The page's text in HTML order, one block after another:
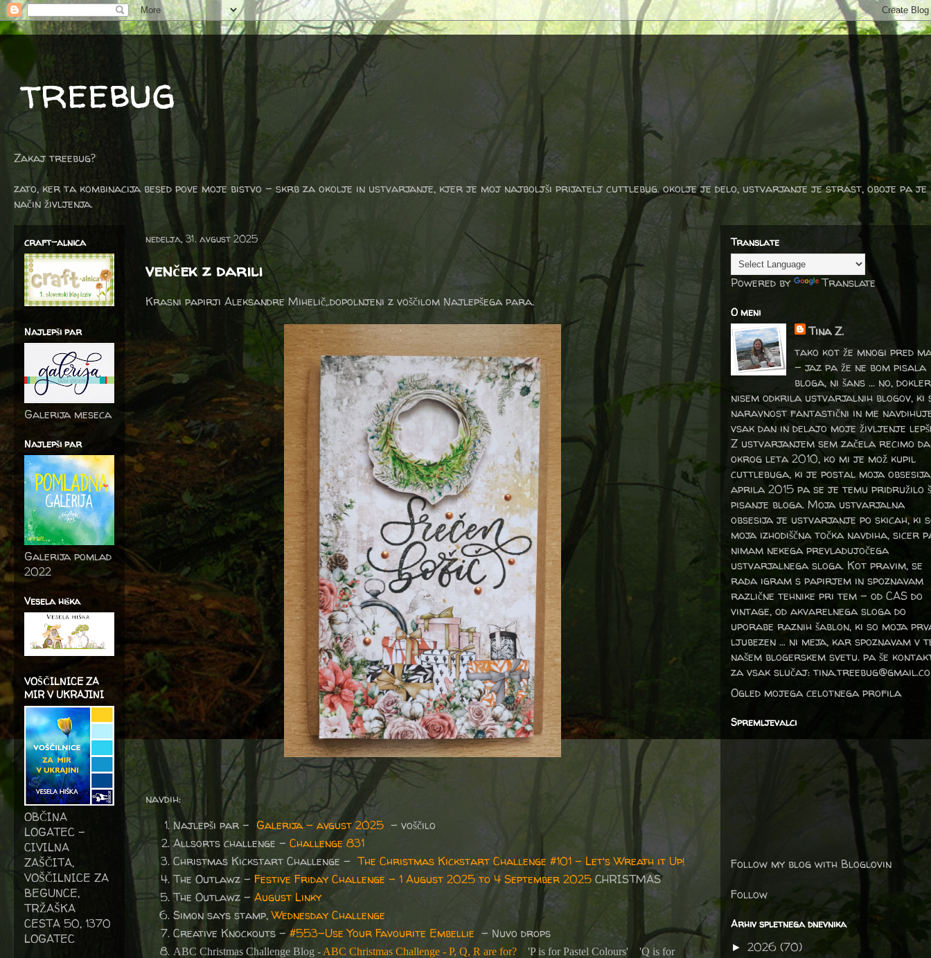
treebug
Zakaj treebug?
zato, ker ta kombinacija besed pove moje bistvo - skrb za okolje in ustvarjanje, kjer je moj najboljši prijatelj cuttlebug. okolje je delo, ustvarjanje je strast, oboje pa je
način življenja.
nedelja, 31. avgust 2025
venček z darili
Krasni papirji Aleksandre Mihelič,.dopolnjeni z voščilom Najlepšega para.
navdih:
Najlepši par - Galerija – avgust 2025 – voščilo
Allsorts challenge – Challenge 831
Christmas Kickstart Challenge -The Christmas Kickstart Challenge #101 - Let's Wreath it Up!
The Outlawz - Festive Friday Challenge - 1 August 2025 to 4 September 2025 CHRISTMAS
The Outlawz - August Linky
Simon says stamp,Wednesday Challenge
Creative Knockouts -#553-Use Your Favourite Embellie - Nuvo drops
ABC Christmas Challenge Blog - ABC Christmas Challenge - P, Q, R are for? 'P is for Pastel Colours' 'Q is for
craft-alnica
Najlepši par
Galerija meseca
Najlepši par
Galerija pomlad
2022
Vesela hiška
VOŠČILNICE ZA
MIR V UKRAJINI
OBČINA
LOGATEC -
CIVILNA
ZAŠČITA,
VOŠČILNICE ZA
BEGUNCE,
TRŽAŠKA
CESTA 50, 1370
LOGATEC
Translate
Powered by Translate
O meni
Tina Z.
tako kot že mnogi pred
- jaz pa že ne bom pisala
bloga, ni šans ... no, dokler
nisem odkrila ustvarjalnih blogov, ki
naravnost fantastični in me
vsak dan in delajo moje življenje
Z ustvarjanjem sem začela recimo da
okrog leta 2010, ko mi je mož kupil
cuttlebuga, ki je postal moja
aprila 2015 pa se je temu pridružilo
pisanje bloga. Moja ustvarjalna
obsesija je ustvarjanje po skicah, ki
moja izhodiščna točka navdiha, sicer
nimam nekega prevladujočega
ustvarjalnega sloga. Kot pravim, se
rada igram s papirjem in spoznavam
različne tehnike pri tem – od CAS do
vintage, od akvarelnega sloga do
uporabe raznih šablon, ki so moja
ljubezen … ni meja, kar spoznavam v
našem blogerskem svetu. pa še
za vsak slučaj:
Ogled mojega celotnega profila
Spremljevalci
Follow my blog with Bloglovin
Follow
Arhiv spletnega dnevnika
► 2026 (70)